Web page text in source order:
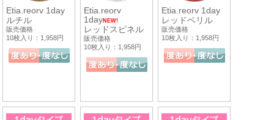
Etia.reorv 1day
ルチル
販売価格
10枚入り：1,958円
Etia.reorv
1dayNEW!
レッドスピネル
販売価格
10枚入り：1,958円
Etia.reorv 1day
レッドベリル
販売価格
10枚入り：1,958円